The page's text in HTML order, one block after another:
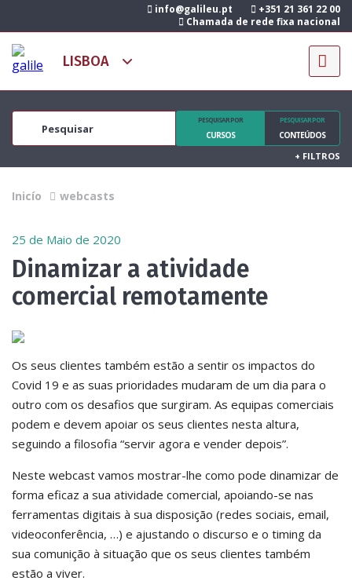
info@galileu.pt
+351 21 361 22 00
Chamada de rede fixa nacional
PESQUISAR POR
CURSOS
PESQUISAR POR
CONTEÚDOS
+ FILTROS
Inicío webcasts
25 de Maio de 2020
Dinamizar a atividade
comercial remotamente
Os seus clientes também estão a sentir os impactos do
Covid 19 e as suas prioridades mudaram de um dia para o
outro com os desafios que surgiram. As equipas comerciais
podem e devem apoiar os seus clientes nesta altura,
seguindo a filosofia “servir agora e vender depois”.
Neste webcast vamos mostrar-lhe como pode dinamizar de
forma eficaz a sua atividade comercial, apoiando-se nas
ferramentas digitais à sua disposição (redes sociais, email,
videoconferência, …) e ajustando o discurso e o timing da
sua comunição à situação que os seus clientes também
estão a viver.